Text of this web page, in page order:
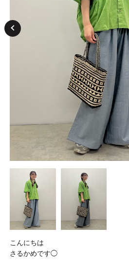
こんにちは
さるかめです◯